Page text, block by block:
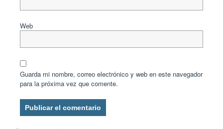
Web
Guarda mi nombre, correo electrónico y web en este navegador
para la próxima vez que comente.